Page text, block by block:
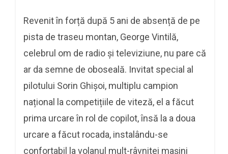
Revenit în forță după 5 ani de absență de pe
pista de traseu montan, George Vintilă,
celebrul om de radio și televiziune, nu pare că
ar da semne de oboseală. Invitat special al
pilotului Sorin Ghișoi, multiplu campion
național la competițiile de viteză, el a făcut
prima urcare în rol de copilot, însă la a doua
urcare a făcut rocada, instalându-se
confortabil la volanul mult-râvnitei mașini